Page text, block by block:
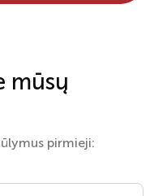
mūsų
pirmieji: